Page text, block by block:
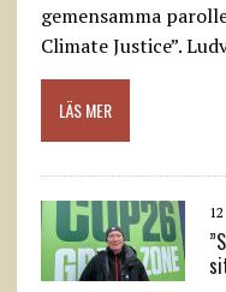
gemensamma
Climate Justice”.
LÄS MER